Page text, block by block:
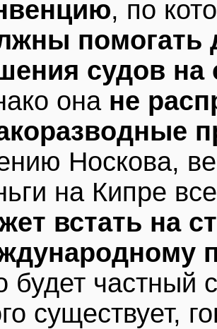
, по
помогать
судов на
она не
Носкова,
на Кипре
встать на
будет частный
существует,